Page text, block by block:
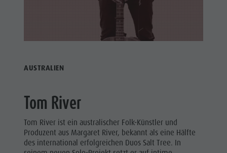
AUSTRALIEN
Tom River
Tom River ist ein australischer Folk-Künstler und
Produzent aus Margaret River, bekannt als eine Hälfte
des international erfolgreichen Duos Salt Tree. In